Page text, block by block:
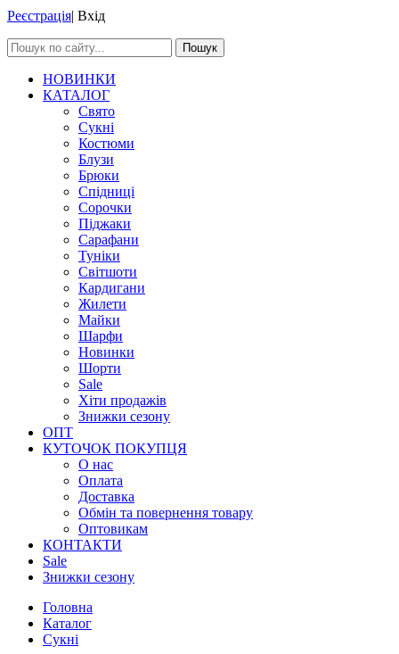
Реєстрація| Вхід
Пошук
НОВИНКИ
КАТАЛОГ
Свято
Сукні
Костюми
Блузи
Брюки
Спідниці
Сорочки
Піджаки
Сарафани
Туніки
Світшоти
Кардигани
Жилети
Майки
Шарфи
Новинки
Шорти
Sale
Хіти продажів
Знижки сезону
ОПТ
КУТОЧОК ПОКУПЦЯ
О нас
Оплата
Доставка
Обмін та повернення товару
Оптовикам
КОНТАКТИ
Sale
Знижки сезону
Головна
Каталог
Сукні